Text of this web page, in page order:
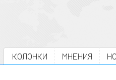
КОЛОНКИ МНЕНИЯ